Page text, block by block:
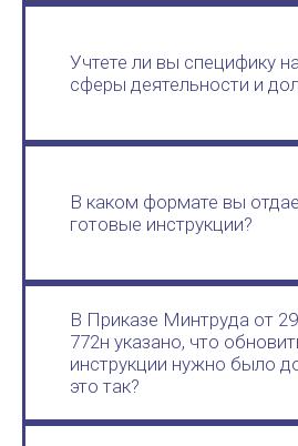
Учтете ли вы специфику
сферы деятельности и
В каком формате вы
готовые инструкции?
В Приказе Минтруда от
772н указано, что
инструкции нужно было
это так?